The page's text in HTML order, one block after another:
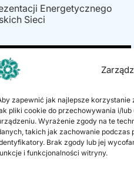
zapewnić jak najlepsze
pliki cookie do przechowywania i/
Wyrażenie zgody na te
takich jak zachowanie
Brak zgody lub jej
i funkcjonalności witryny.
Energetycznego
Sieci